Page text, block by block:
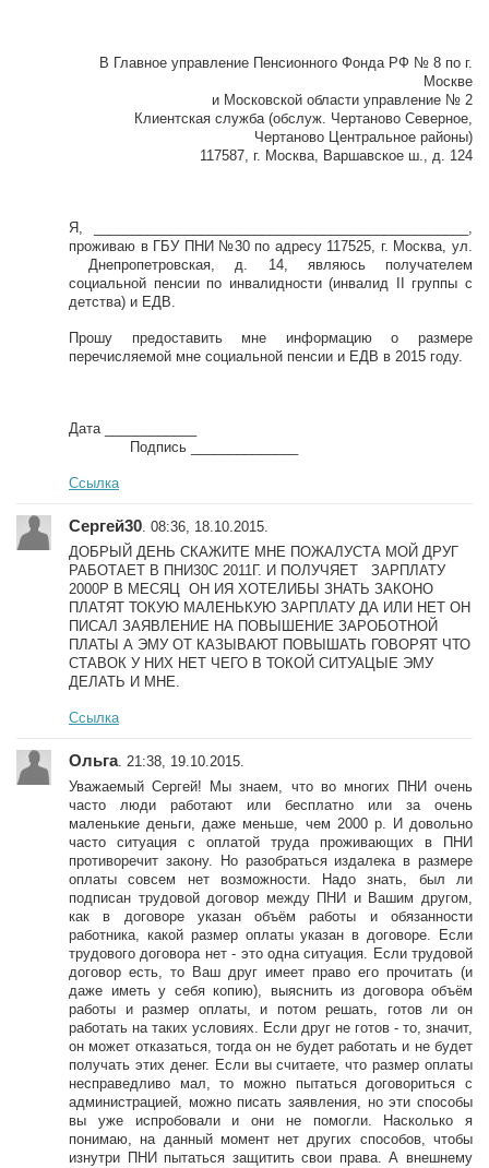
В Главное управление Пенсионного Фонда РФ № 8 по г.
Москве
и Московской области управление № 2
Клиентская служба (обслуж. Чертаново Северное,
Чертаново Центральное районы)
117587, г. Москва, Варшавское ш., д. 124
Я, _________________________________________________,
проживаю в ГБУ ПНИ №30 по адресу 117525, г. Москва, ул.
Днепропетровская, д. 14, являюсь получателем
социальной пенсии по инвалидности (инвалид II группы с
детства) и ЕДВ.
Прошу предоставить мне информацию о размере
перечисляемой мне социальной пенсии и ЕДВ в 2015 году.
Дата ____________
Подпись ______________
Ссылка
Сергей30 . 08:36, 18.10.2015.
ДОБРЫЙ ДЕНЬ СКАЖИТЕ МНЕ ПОЖАЛУСТА МОЙ ДРУГ
РАБОТАЕТ В ПНИ30С 2011Г. И ПОЛУЧЯЕТ ЗАРПЛАТУ
2000Р В МЕСЯЦ ОН ИЯ ХОТЕЛИБЫ ЗНАТЬ ЗАКОНО
ПЛАТЯТ ТОКУЮ МАЛЕНЬКУЮ ЗАРПЛАТУ ДА ИЛИ НЕТ ОН
ПИСАЛ ЗАЯВЛЕНИЕ НА ПОВЫШЕНИЕ ЗАРОБОТНОЙ
ПЛАТЫ А ЭМУ ОТ КАЗЫВАЮТ ПОВЫШАТЬ ГОВОРЯТ ЧТО
СТАВОК У НИХ НЕТ ЧЕГО В ТОКОЙ СИТУАЦЫЕ ЭМУ
ДЕЛАТЬ И МНЕ.
Ссылка
Ольга. 21:38, 19.10.2015.
Уважаемый Сергей! Мы знаем, что во многих ПНИ очень
часто люди работают или бесплатно или за очень
маленькие деньги, даже меньше, чем 2000 р. И довольно
часто ситуация с оплатой труда проживающих в ПНИ
противоречит закону. Но разобраться издалека в размере
оплаты совсем нет возможности. Надо знать, был ли
подписан трудовой договор между ПНИ и Вашим другом,
как в договоре указан объём работы и обязанности
работника, какой размер оплаты указан в договоре. Если
трудового договора нет - это одна ситуация. Если трудовой
договор есть, то Ваш друг имеет право его прочитать (и
даже иметь у себя копию), выяснить из договора объём
работы и размер оплаты, и потом решать, готов ли он
работать на таких условиях. Если друг не готов - то, значит,
он может отказаться, тогда он не будет работать и не будет
получать этих денег. Если вы считаете, что размер оплаты
несправедливо мал, то можно пытаться договориться с
администрацией, можно писать заявления, но эти способы
вы уже испробовали и они не помогли. Насколько я
понимаю, на данный момент нет других способов, чтобы
изнутри ПНИ пытаться защитить свои права. А внешнему